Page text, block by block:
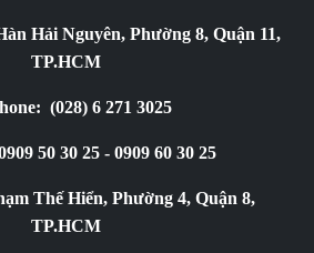
Hải Nguyên, Phường 8, Quận 11,
TP.HCM
(028) 6 271 3025
50 30 25 - 0909 60 30 25
Thế Hiển, Phường 4, Quận 8,
TP.HCM